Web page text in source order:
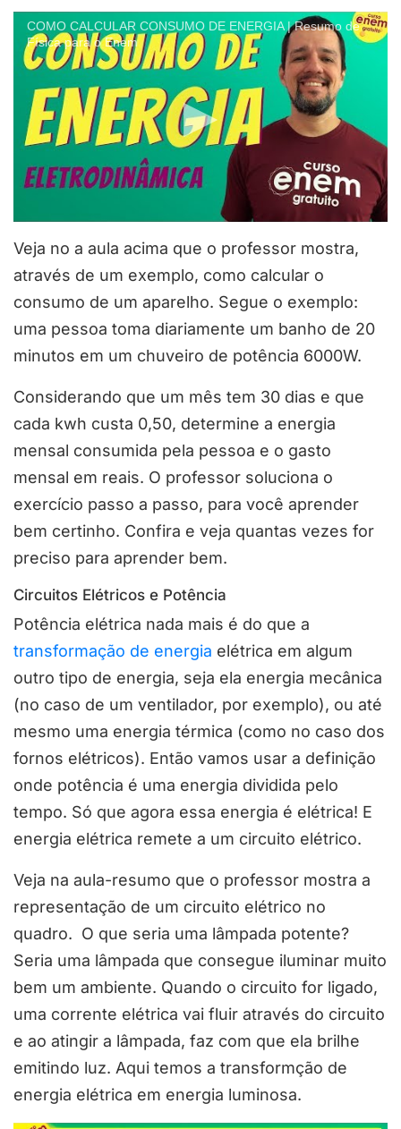
COMO CALCULAR CONSUMO DE ENERGIA | Resumo de
Física para o Enem
Veja no a aula acima que o professor mostra,
através de um exemplo, como calcular o
consumo de um aparelho. Segue o exemplo:
uma pessoa toma diariamente um banho de 20
minutos em um chuveiro de potência 6000W.
Considerando que um mês tem 30 dias e que
cada kwh custa 0,50, determine a energia
mensal consumida pela pessoa e o gasto
mensal em reais. O professor soluciona o
exercício passo a passo, para você aprender
bem certinho. Confira e veja quantas vezes for
preciso para aprender bem.
Circuitos Elétricos e Potência
Potência elétrica nada mais é do que a
transformação de energia elétrica em algum
outro tipo de energia, seja ela energia mecânica
(no caso de um ventilador, por exemplo), ou até
mesmo uma energia térmica (como no caso dos
fornos elétricos). Então vamos usar a definição
onde potência é uma energia dividida pelo
tempo. Só que agora essa energia é elétrica! E
energia elétrica remete a um circuito elétrico.
Veja na aula-resumo que o professor mostra a
representação de um circuito elétrico no
quadro. O que seria uma lâmpada potente?
Seria uma lâmpada que consegue iluminar muito
bem um ambiente. Quando o circuito for ligado,
uma corrente elétrica vai fluir através do circuito
e ao atingir a lâmpada, faz com que ela brilhe
emitindo luz. Aqui temos a transformção de
energia elétrica em energia luminosa.